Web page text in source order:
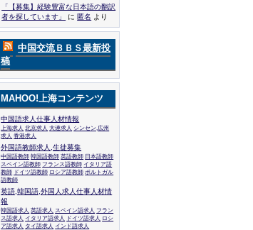
「【募集】経験豊富な日本語の翻訳
者を探しています」
に 匿名 より
中国交流ＢＢＳ最新投
稿
MAHOO!上海コンテンツ
中国語求人仕事人材情報
上海求人 北京求人 大連求人 シンセン,広州
求人 香港求人
外国語教師求人,生徒募集
中国語教師 韓国語教師 英語教師 日本語教師
スペイン語教師 フランス語教師 イタリア語
教師 ドイツ語教師 ロシア語教師 ポルトガル
語教師
英語,韓国語,外国人求人仕事人材情
報
韓国語求人 英語求人 スペイン語求人 フラン
ス語求人 イタリア語求人 ドイツ語求人 ロシ
ア語求人 タイ語求人 インド語求人